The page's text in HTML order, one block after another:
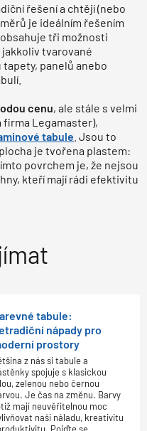
řešení a chtějí (nebo
je ideálním řešením
obsahuje tři možnosti
tvarované
panelů anebo
cenu, ale stále s velmi
firma Legamaster),
tabule . Jsou to
je tvořena plastem:
povrchem je, že nejsou
kteří mají rádi efektivitu
tabule:
nápady pro
prostory
z nás si tabule a
spojuje s klasickou
zelenou nebo černou
Je čas na změnu. Barvy
mají neuvěřitelnou moc
naši náladu, kreativitu